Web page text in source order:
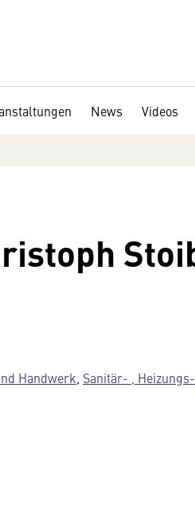
News Videos
Handwerk Sanitär- ,